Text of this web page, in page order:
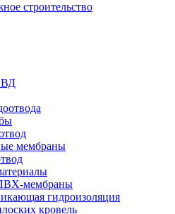
строительство
мембраны
мембраны
гидроизоляция
кровель